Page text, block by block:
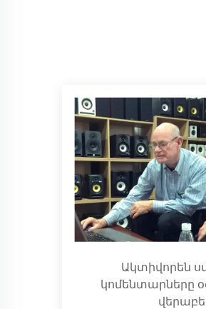
Ակտիվորեն
կոմենտարները